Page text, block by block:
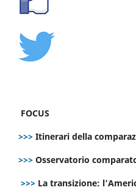
FOCUS
>>> Itinerari della
>>> Osservatorio
>>> La transizione: